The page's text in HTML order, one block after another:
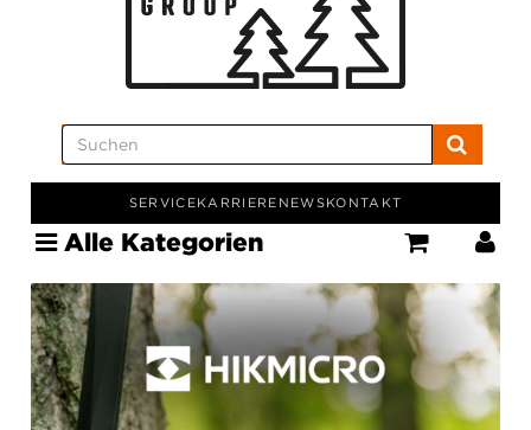
SERVICEKARRIERE NEWSKONTAKT
Alle Kategorien